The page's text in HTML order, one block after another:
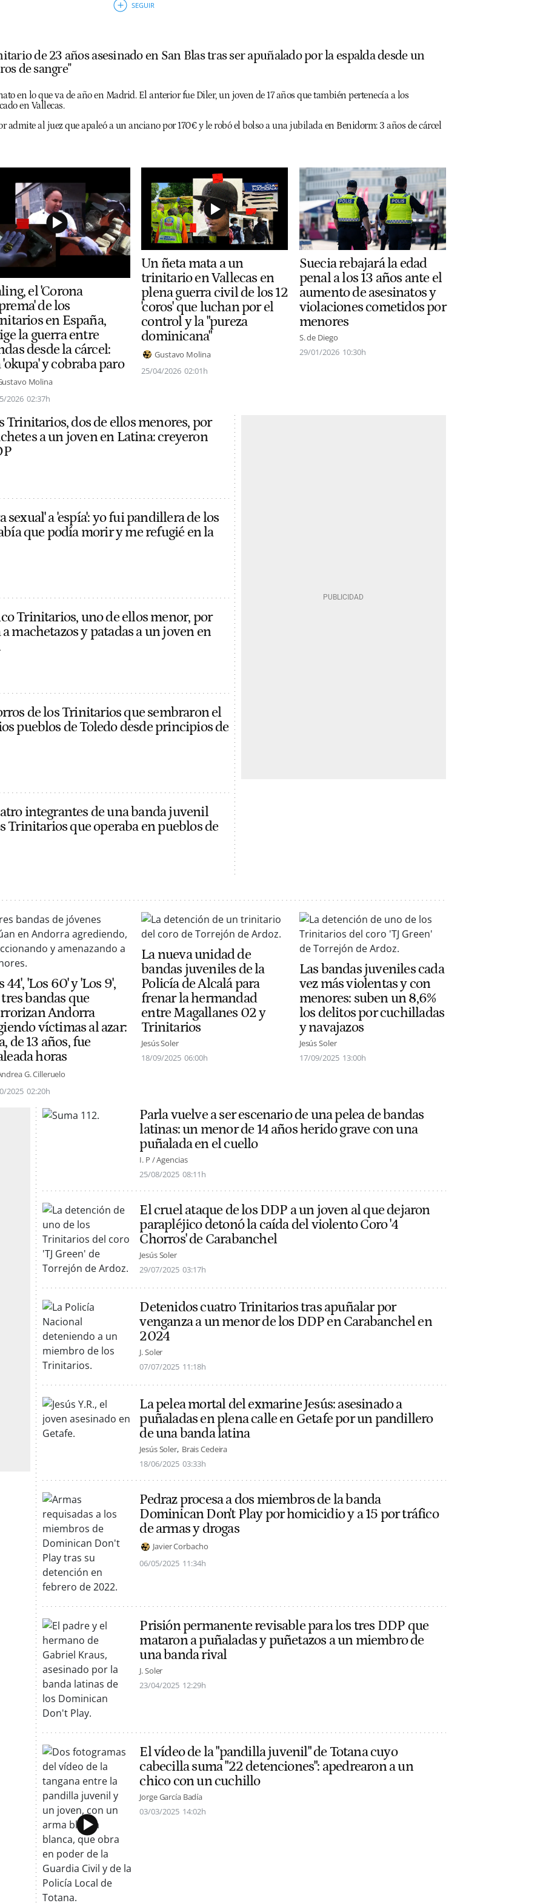
de 23 años asesinado en San Blas tras ser apuñalado por la espalda desde un
de sangre"
en lo que va de año en Madrid. El anterior fue Diler, un joven de 17 años que también pertenecía a los
en Vallecas.
admite al juez que apaleó a un anciano por 170€ y le robó el bolso a una jubilada en Benidorm: 3 años de cárcel
el 'Corona
de los
en España,
la guerra entre
desde la cárcel:
'okupa' y cobraba paro
Molina
2026 02:37h
Un ñeta mata a un
trinitario en Vallecas en
plena guerra civil de los 12
'coros' que luchan por el
control y la "pureza
dominicana"
Gustavo Molina
25/04/2026 02:01h
Suecia rebajará la edad
penal a los 13 años ante el
aumento de asesinatos y
violaciones cometidos por
menores
S. de Diego
29/01/2026 10:30h
Trinitarios, dos de ellos menores, por
a un joven en Latina: creyeron
sexual' a 'espía': yo fui pandillera de los
que podía morir y me refugié en la
Trinitarios, uno de ellos menor, por
machetazos y patadas a un joven en
de los Trinitarios que sembraron el
pueblos de Toledo desde principios de
integrantes de una banda juvenil
Trinitarios que operaba en pueblos de
44', 'Los 60' y 'Los 9',
bandas que
Andorra
víctimas al azar:
de 13 años, fue
horas
G. Cilleruelo
2025 02:20h
La nueva unidad de
bandas juveniles de la
Policía de Alcalá para
frenar la hermandad
entre Magallanes 02 y
Trinitarios
Jesús Soler
18/09/2025 06:00h
Las bandas juveniles cada
vez más violentas y con
menores: suben un 8,6%
los delitos por cuchilladas
y navajazos
Jesús Soler
17/09/2025 13:00h
Parla vuelve a ser escenario de una pelea de bandas
latinas: un menor de 14 años herido grave con una
puñalada en el cuello
I. P / Agencias
25/08/2025 08:11h
El cruel ataque de los DDP a un joven al que dejaron
parapléjico detonó la caída del violento Coro '4
Chorros' de Carabanchel
Jesús Soler
29/07/2025 03:17h
Detenidos cuatro Trinitarios tras apuñalar por
venganza a un menor de los DDP en Carabanchel en
2024
J. Soler
07/07/2025 11:18h
La pelea mortal del exmarine Jesús: asesinado a
puñaladas en plena calle en Getafe por un pandillero
de una banda latina
Jesús Soler Brais Cedeira
18/06/2025 03:33h
Pedraz procesa a dos miembros de la banda
Dominican Don't Play por homicidio y a 15 por tráfico
de armas y drogas
Javier Corbacho
06/05/2025 11:34h
Prisión permanente revisable para los tres DDP que
mataron a puñaladas y puñetazos a un miembro de
una banda rival
J. Soler
23/04/2025 12:29h
El vídeo de la "pandilla juvenil" de Totana cuyo
cabecilla suma "22 detenciones": apedrearon a un
chico con un cuchillo
Jorge García Badía
03/03/2025 14:02h